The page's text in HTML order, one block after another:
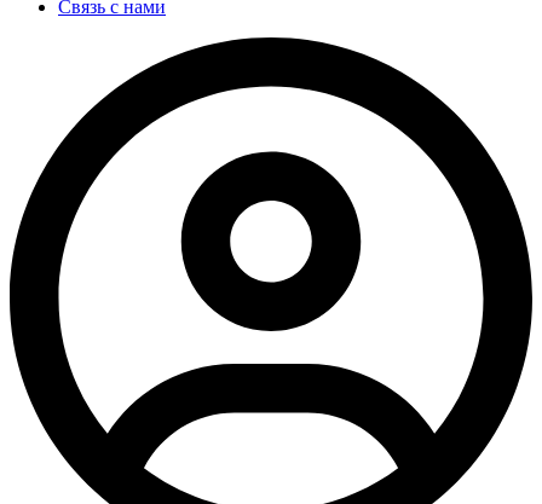
Связь с нами